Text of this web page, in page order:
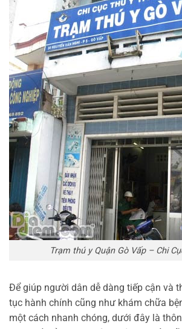
Trạm thú y Quận Gò Vấp – Chi
Để giúp người dân dễ dàng tiếp cận và
tục hành chính cũng như khám chữa
một cách nhanh chóng, dưới đây là